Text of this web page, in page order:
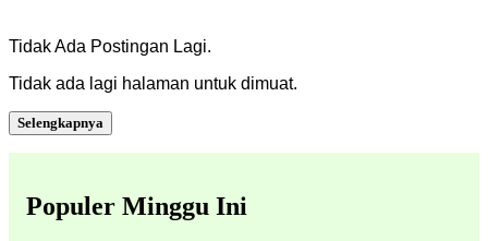
Tidak Ada Postingan Lagi.
Tidak ada lagi halaman untuk dimuat.
Selengkapnya
Populer Minggu Ini